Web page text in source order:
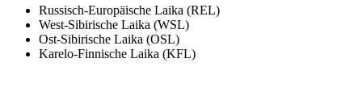
Russisch-Europäische Laika (REL)
West-Sibirische Laika (WSL)
Ost-Sibirische Laika (OSL)
Karelo-Finnische Laika (KFL)